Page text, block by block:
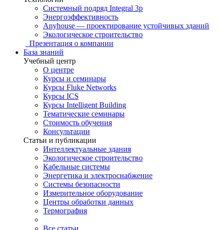
Системный подряд Integral 3p
Энергоэффективность
Anyhouse — проектирование устойчивых зданий
Экологическое строительство
Презентация о компании
База знаний
Учебный центр
О центре
Курсы и семинары
Курсы Fluke Networks
Курсы ICS
Курсы Intelligent Building
Тематические семинары
Стоимость обучения
Консультации
Статьи и публикации
Интеллектуальные здания
Экологическое строительство
Кабельные системы
Энергетика и электроснабжение
Системы безопасности
Измерительное оборудование
Центры обработки данных
Термография
Все статьи